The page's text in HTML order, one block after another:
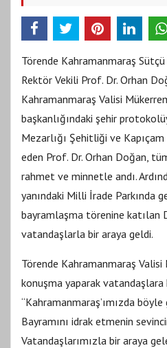
Törende Kahramanmaraş
Rektör Vekili Prof. Dr. Orhan
Kahramanmaraş Valisi
başkanlığındaki şehir
Mezarlığı Şehitliği ve
eden Prof. Dr. Orhan Doğan,
rahmet ve minnetle andı.
yanındaki Milli İrade Parkında
bayramlaşma törenine katılan
vatandaşlarla bir araya geldi.
Törende Kahramanmaraş
konuşma yaparak
“Kahramanmaraş’ımızda
Bayramını idrak etmenin
Vatandaşlarımızla bir araya